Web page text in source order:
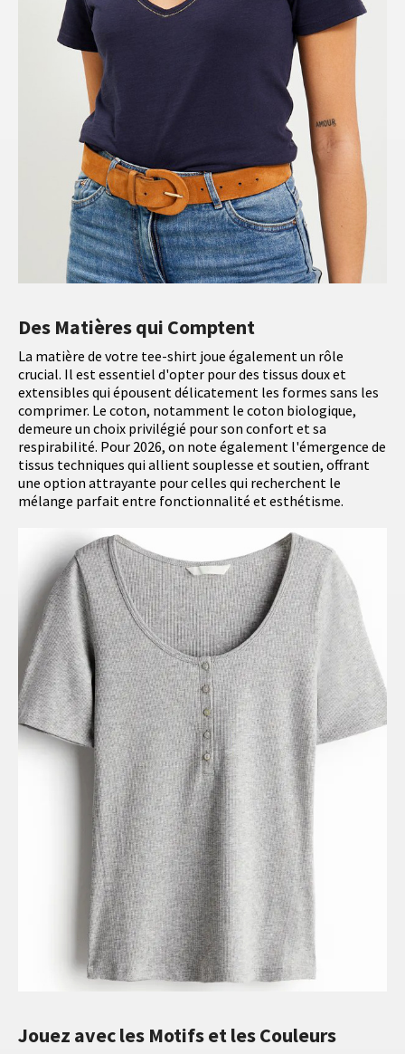
Des Matières qui Comptent
La matière de votre tee-shirt joue également un rôle
crucial. Il est essentiel d'opter pour des tissus doux et
extensibles qui épousent délicatement les formes sans les
comprimer. Le coton, notamment le coton biologique,
demeure un choix privilégié pour son confort et sa
respirabilité. Pour 2026, on note également l'émergence de
tissus techniques qui allient souplesse et soutien, offrant
une option attrayante pour celles qui recherchent le
mélange parfait entre fonctionnalité et esthétisme.
Jouez avec les Motifs et les Couleurs